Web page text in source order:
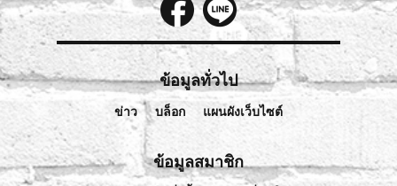
ข้อมูลทั่วไป
ข่าว บล็อก แผนผังเว็บไซต์
ข้อมูลสมาชิก